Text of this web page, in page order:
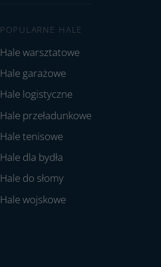
POPULARNE HALE
Hale warsztatowe
Hale garażowe
Hale logistyczne
Hale przeładunkowe
Hale tenisowe
Hale dla bydła
Hale do słomy
Hale wojskowe